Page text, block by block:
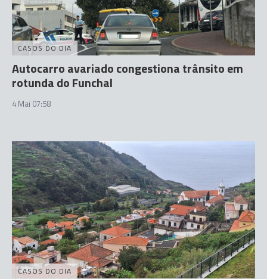
CASOS DO DIA
Autocarro avariado congestiona trânsito em
rotunda do Funchal
4 Mai 07:58
CASOS DO DIA